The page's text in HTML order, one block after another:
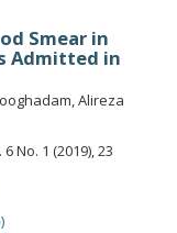
Smear in
Admitted in
Alireza
6 No. 1 (2019), 23
PDF (فارسی)